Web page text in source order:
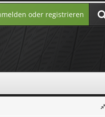
oder registrieren